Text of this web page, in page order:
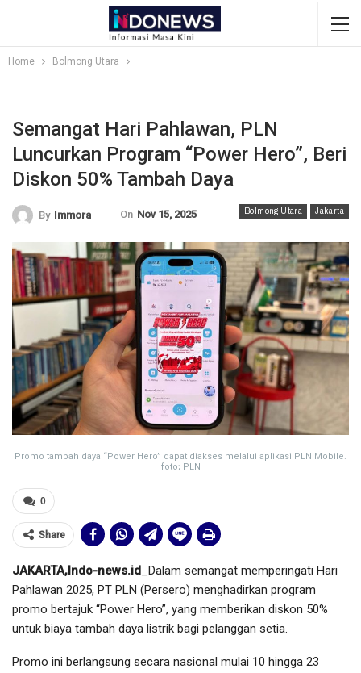
Home Bolmong Utara
Semangat Hari Pahlawan, PLN
Luncurkan Program “Power Hero”, Beri
Diskon 50% Tambah Daya
Bolmong Utara Jakarta
By Immora On Nov 15, 2025
Promo tambah daya “Power Hero” dapat diakses melalui aplikasi PLN Mobile.
foto; PLN
0
Share
JAKARTA,Indo-news.id _Dalam semangat memperingati Hari
Pahlawan 2025, PT PLN (Persero) menghadirkan program
promo bertajuk “Power Hero”, yang memberikan diskon 50%
untuk biaya tambah daya listrik bagi pelanggan setia.
Promo ini berlangsung secara nasional mulai 10 hingga 23